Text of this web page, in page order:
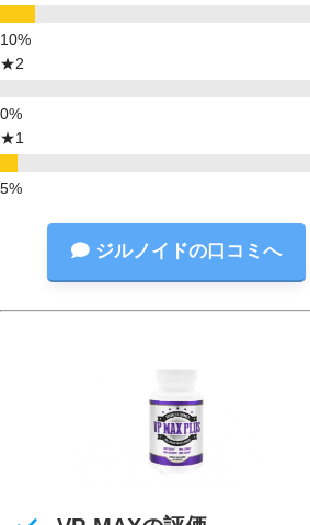
★2
★1
ジルノイドの口コミへ